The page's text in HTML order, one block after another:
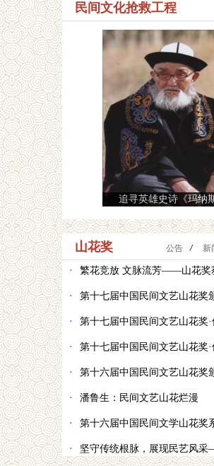
民间文化抢救工程
追寻英雄史诗《玛纳
山花奖 公告 / 新
· 繁花竞放 文脉流芳——山花奖获奖者作品展
· 第十七届中国民间文艺山花奖颁
· 第十七届中国民间文艺山花奖·优秀民间工艺美
· 第十七届中国民间文艺山花奖·优秀民间艺术表演（鼓舞鼓
· 第十六届中国民间文艺山花奖
· 潘鲁生：民间文艺山花烂漫
· 第十六届中国民间文学山花奖系列活动文艺名家走进厦门大学暨“
· 坚守传统根脉，展现民艺风采——在第十六届中国民间